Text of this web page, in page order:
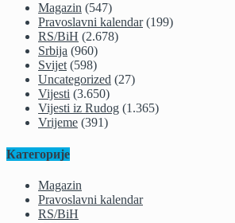
Magazin (547)
Pravoslavni kalendar(199)
RS/BiH (2.678)
Srbija (960)
Svijet(598)
Uncategorized (27)
Vijesti (3.650)
Vijesti iz Rudog (1.365)
Vrijeme (391)
Категорије
Magazin
Pravoslavni kalendar
RS/BiH